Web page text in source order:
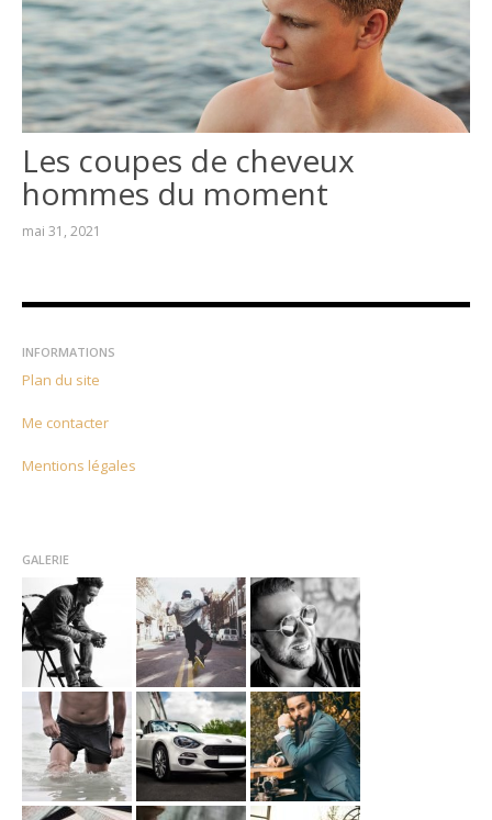
MARCEL PROUST :
QUIZZ N°8
LITTÉRATURE
RÉFLEXIONS
Les coupes de cheveux
hommes du moment
mai 31, 2021
INFORMATIONS
Plan du site
Me contacter
Mentions légales
GALERIE